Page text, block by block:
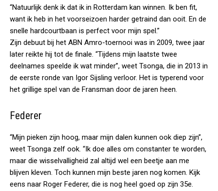
“Natuurlijk denk ik dat ik in Rotterdam kan winnen. Ik ben fit,
want ik heb in het voorseizoen harder getraind dan ooit. En de
snelle hardcourtbaan is perfect voor mijn spel.”
Zijn debuut bij het ABN Amro-toernooi was in 2009, twee jaar
later reikte hij tot de finale. “Tijdens mijn laatste twee
deelnames speelde ik wat minder”, weet Tsonga, die in 2013 in
de eerste ronde van Igor Sijsling verloor. Het is typerend voor
het grillige spel van de Fransman door de jaren heen.
Federer
“Mijn pieken zijn hoog, maar mijn dalen kunnen ook diep zijn”,
weet Tsonga zelf ook. “Ik doe alles om constanter te worden,
maar die wisselvalligheid zal altijd wel een beetje aan me
blijven kleven. Toch kunnen mijn beste jaren nog komen. Kijk
eens naar Roger Federer, die is nog heel goed op zijn 35e.